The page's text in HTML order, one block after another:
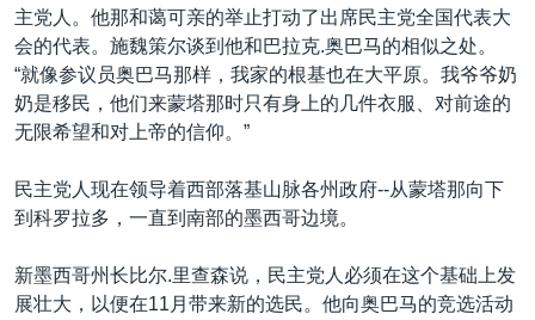
美国之音专访
重要讲话与声明
台海两岸关系
南中国海争端
关注西藏
关注新疆
GEN Z 看美国
其他语言网站
主党人。他那和蔼可亲的举止打动了出席民主党全国代表大
会的代表。施魏策尔谈到他和巴拉克.奥巴马的相似之处。
“就像参议员奥巴马那样，我家的根基也在大平原。我爷爷奶
奶是移民，他们来蒙塔那时只有身上的几件衣服、对前途的
无限希望和对上帝的信仰。”
民主党人现在领导着西部落基山脉各州政府--从蒙塔那向下
到科罗拉多，一直到南部的墨西哥边境。
新墨西哥州长比尔.里查森说，民主党人必须在这个基础上发
展壮大，以便在11月带来新的选民。他向奥巴马的竞选活动